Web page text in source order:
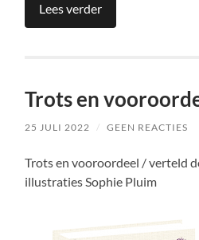
Lees verder
Trots en
25 JULI 2022 / GEEN REACTIES
Trots en vooroordeel / verteld
illustraties Sophie Pluim